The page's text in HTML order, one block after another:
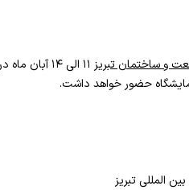
و ساختمان تبریز
حضور خواهد داشت.
المللی تبریز